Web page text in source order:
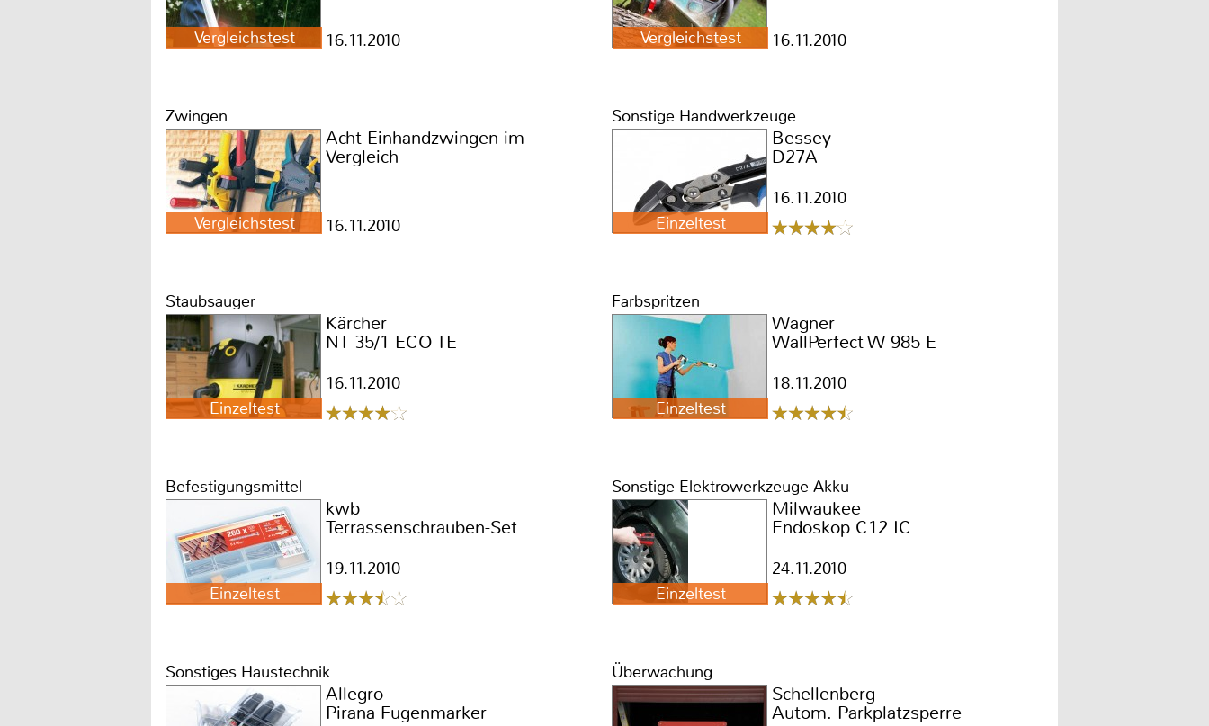
Vergleichstest 16.11.2010 Vergleichstest 16.11.2010
Zwingen
Vergleichstest
Acht Einhandzwingen im
Vergleich
16.11.2010
Sonstige Handwerkzeuge
Einzeltest
Bessey
D27A
16.11.2010
Staubsauger
Einzeltest
Kärcher
NT 35/1 ECO TE
16.11.2010
Farbspritzen
Einzeltest
Wagner
WallPerfect W 985 E
18.11.2010
Befestigungsmittel
Einzeltest
kwb
Terrassenschrauben-Set
19.11.2010
Sonstige Elektrowerkzeuge Akku
Einzeltest
Milwaukee
Endoskop C12 IC
24.11.2010
Sonstiges Haustechnik
Allegro
Pirana Fugenmarker
Überwachung
Schellenberg
Autom. Parkplatzsperre